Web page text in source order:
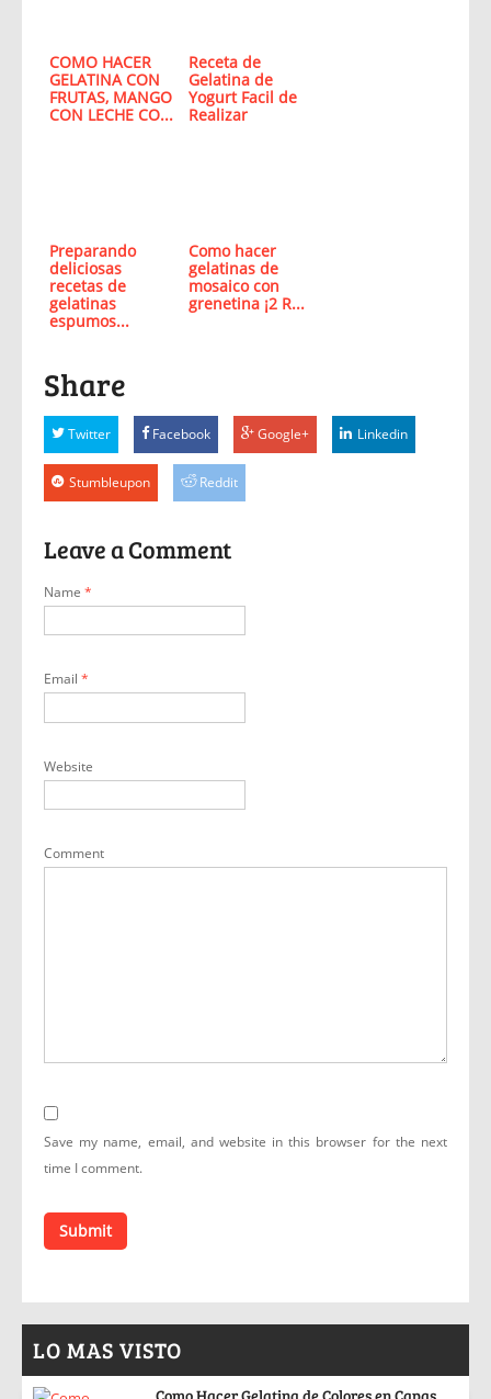
COMO HACER
GELATINA CON
FRUTAS, MANGO
CON LECHE CO...
Receta de
Gelatina de
Yogurt Facil de
Realizar
Preparando
deliciosas
recetas de
gelatinas
espumos...
Como hacer
gelatinas de
mosaico con
grenetina ¡2 R...
Share
Twitter Facebook Google+ Linkedin
Stumbleupon Reddit
Leave a Comment
Name *
Email *
Website
Comment
Save my name, email, and website in this browser for the next
time I comment.
LO MAS VISTO
Como Hacer Gelatina de Colores en Capas